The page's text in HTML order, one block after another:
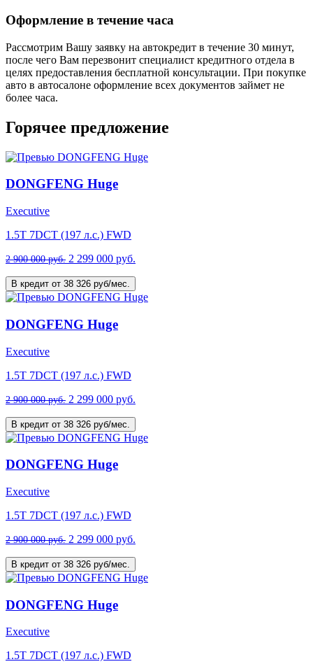
Оформление в течение часа
Рассмотрим Вашу заявку на автокредит в течение 30 минут,
после чего Вам перезвонит специалист кредитного отдела в
целях предоставления бесплатной консультации. При покупке
авто в автосалоне оформление всех документов займет не
более часа.
Горячее предложение
DONGFENG Huge
Executive
1.5T 7DCT (197 л.с.) FWD
2 900 000 руб. 2 299 000 руб.
В кредит от 38 326 руб/мес.
DONGFENG Huge
Executive
1.5T 7DCT (197 л.с.) FWD
2 900 000 руб. 2 299 000 руб.
В кредит от 38 326 руб/мес.
DONGFENG Huge
Executive
1.5T 7DCT (197 л.с.) FWD
2 900 000 руб. 2 299 000 руб.
В кредит от 38 326 руб/мес.
DONGFENG Huge
Executive
1.5T 7DCT (197 л.с.) FWD